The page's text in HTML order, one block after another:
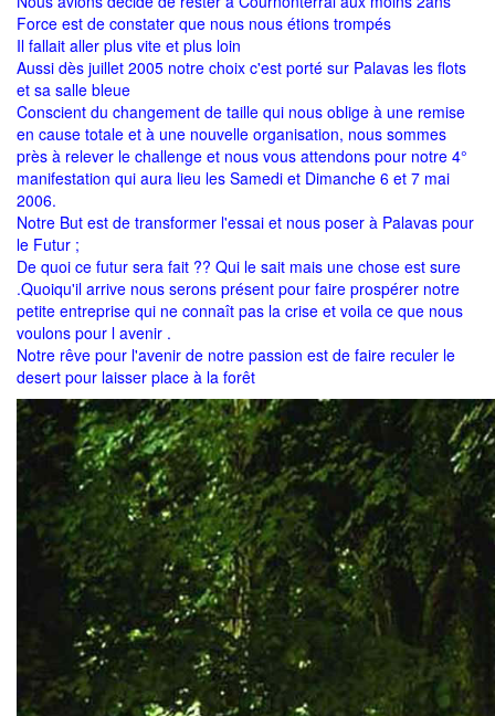
Force est de constater que nous nous étions trompés
Il fallait aller plus vite et plus loin
Aussi dès juillet 2005 notre choix c'est porté sur Palavas les flots
et sa salle bleue
Conscient du changement de taille qui nous oblige à une remise
en cause totale et à une nouvelle organisation, nous sommes
près à relever le challenge et nous vous attendons pour notre 4°
manifestation qui aura lieu les Samedi et Dimanche 6 et 7 mai
2006.
Notre But est de transformer l'essai et nous poser à Palavas pour
le Futur ;
De quoi ce futur sera fait ?? Qui le sait mais une chose est sure
.Quoiqu'il arrive nous serons présent pour faire prospérer notre
petite entreprise qui ne connaît pas la crise et voila ce que nous
voulons pour l avenir .
Notre rêve pour l'avenir de notre passion est de faire reculer le
desert pour laisser place à la forêt